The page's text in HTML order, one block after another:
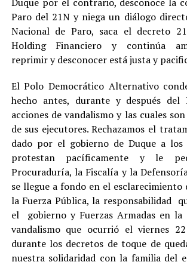
Paro del 21N y niega un diálogo
Nacional de Paro, saca el decreto
Holding Financiero y continúa
reprimir y desconocer está justa y
El Polo Democrático Alternativo
hecho antes, durante y después del
acciones de vandalismo y las cuales
de sus ejecutores. Rechazamos el
dado por el gobierno de Duque a los
protestan pacíficamente y le
Procuraduría, la Fiscalía y la
se llegue a fondo en el esclarecimiento
la Fuerza Pública, la responsabilidad
el gobierno y Fuerzas Armadas en la
vandalismo que ocurrió el viernes
durante los decretos de toque de
nuestra solidaridad con la familia del